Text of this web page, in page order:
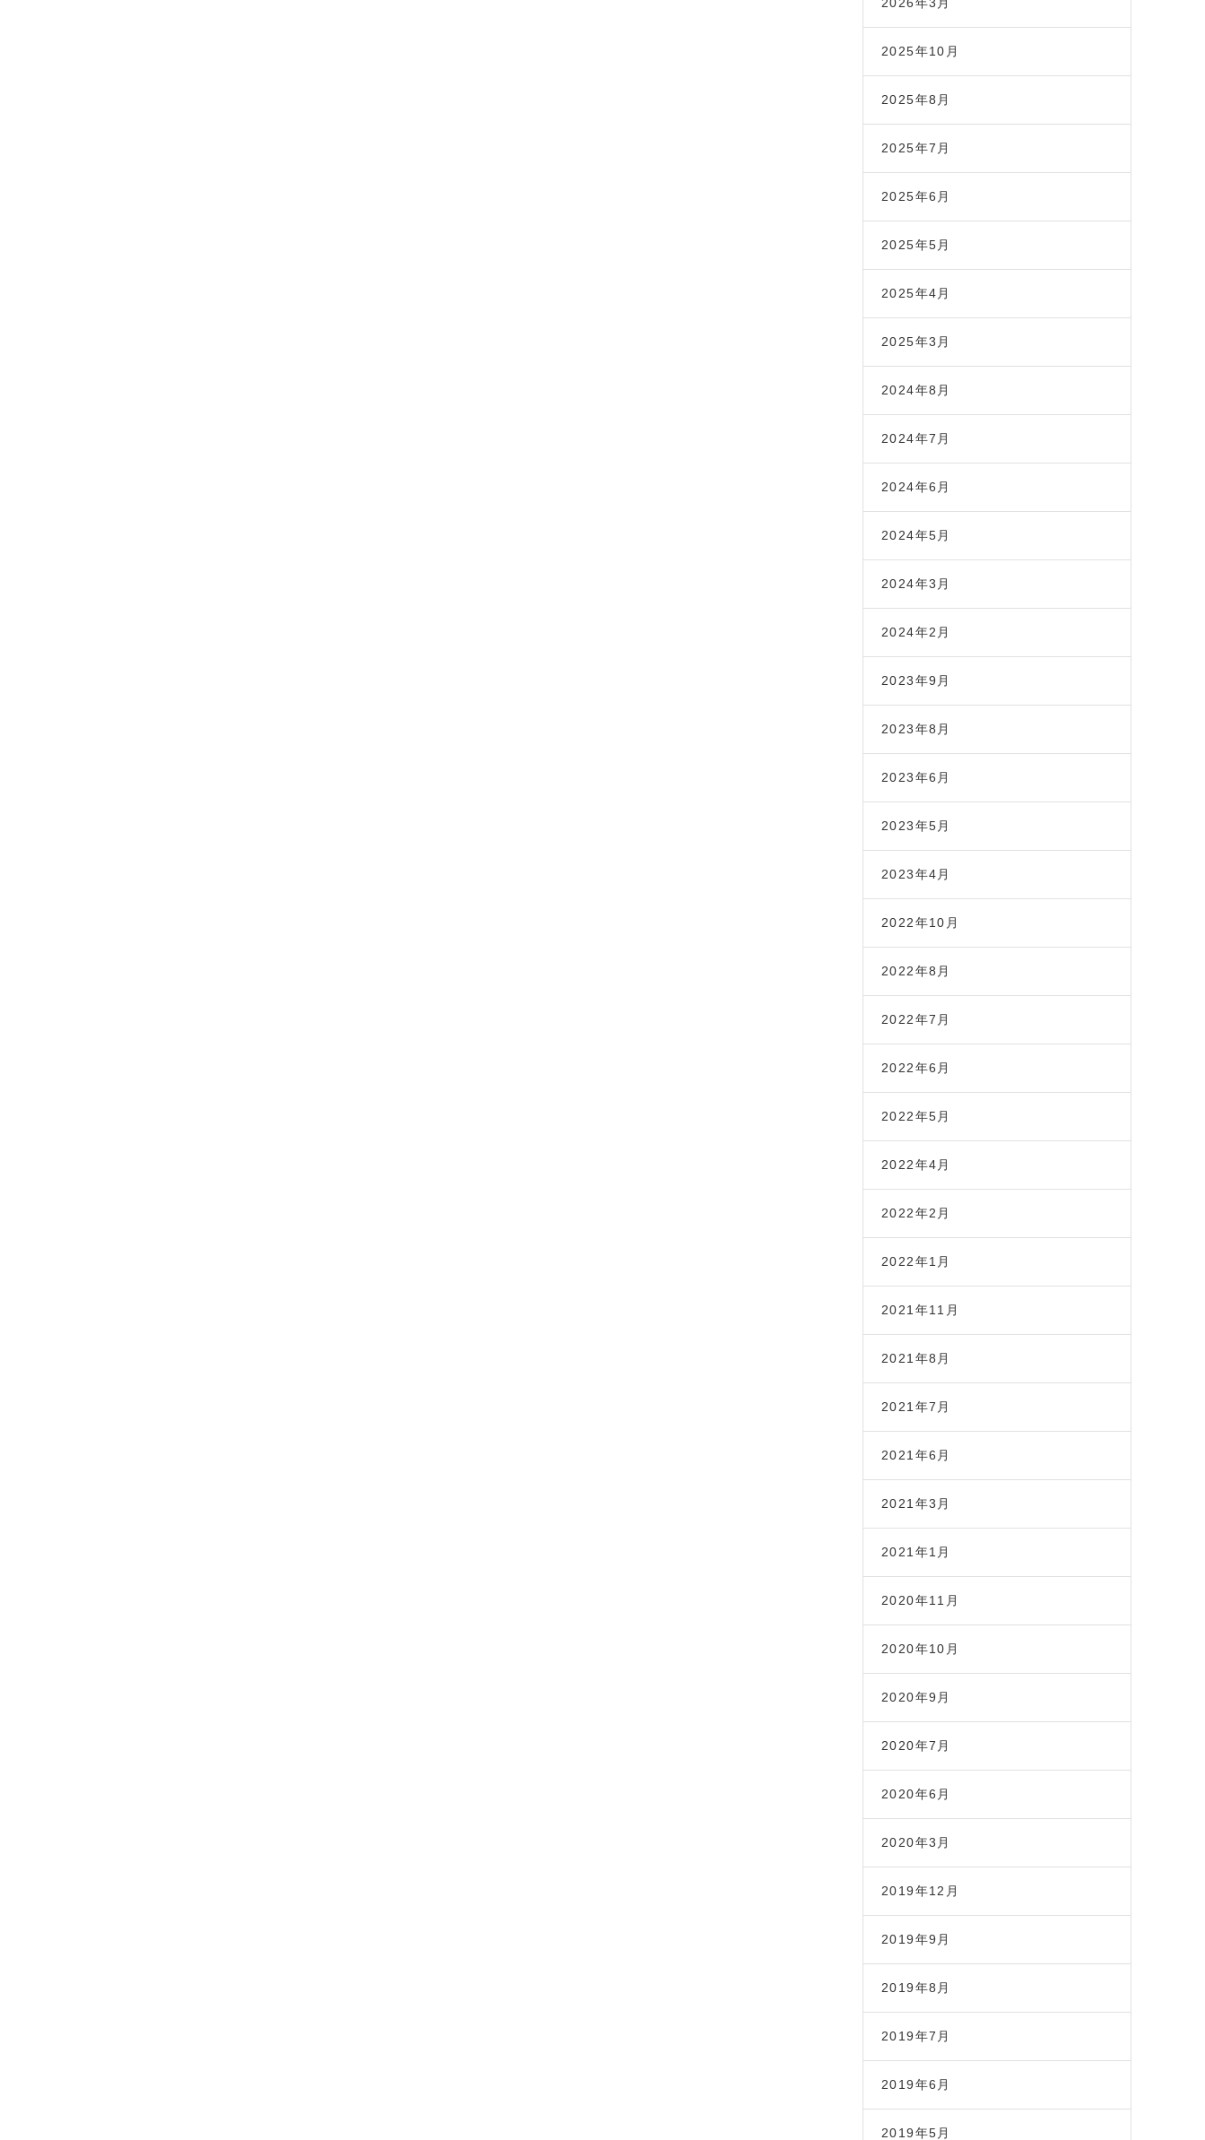
2025年10月
2025年8月
2025年7月
2025年6月
2025年5月
2025年4月
2025年3月
2024年8月
2024年7月
2024年6月
2024年5月
2024年3月
2024年2月
2023年9月
2023年8月
2023年6月
2023年5月
2023年4月
2022年10月
2022年8月
2022年7月
2022年6月
2022年5月
2022年4月
2022年2月
2022年1月
2021年11月
2021年8月
2021年7月
2021年6月
2021年3月
2021年1月
2020年11月
2020年10月
2020年9月
2020年7月
2020年6月
2020年3月
2019年12月
2019年9月
2019年8月
2019年7月
2019年6月
2019年5月